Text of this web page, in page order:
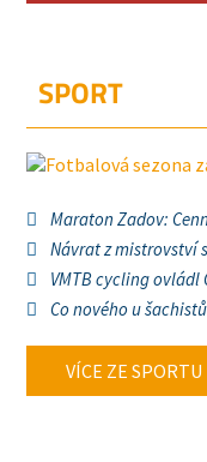
SPORT
Maraton Zadov:
Návrat z mistrovství
VMTB cycling ovládl
Co nového u
VÍCE ZE SPORTU